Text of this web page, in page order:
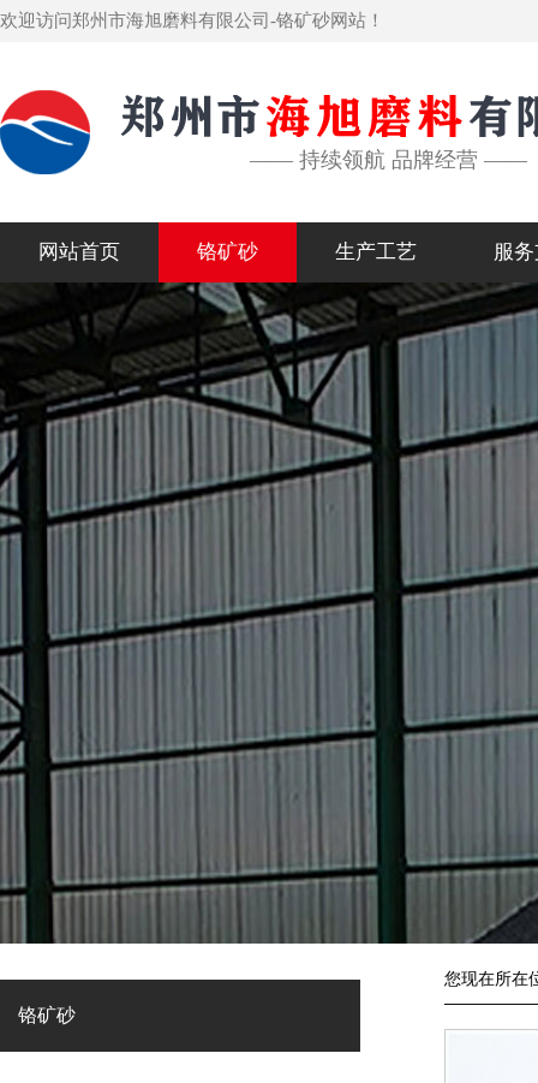
欢迎访问郑州市海旭磨料有限公司-铬矿砂网站！
—— 持续领航 品牌经营 ——
网站首页 铬矿砂 生产工艺 服
铬矿砂
您现在所在